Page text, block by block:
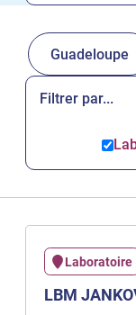
Guadeloupe
Filtrer par...
Laboratoire
LBM